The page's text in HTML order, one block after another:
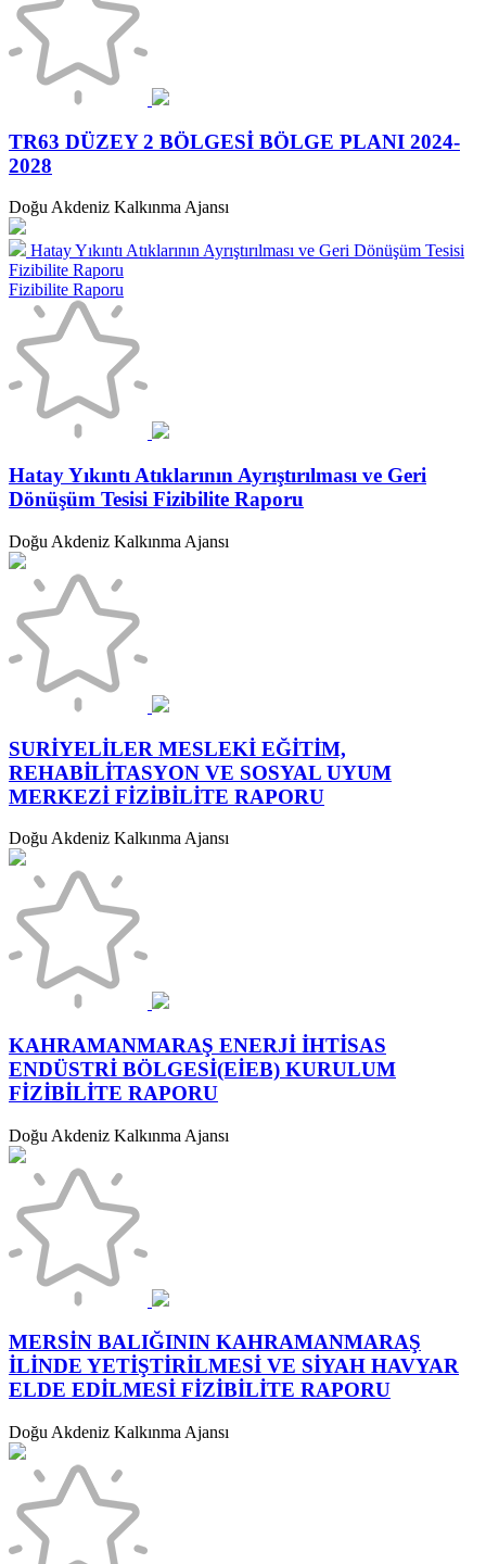
TR63 DÜZEY 2 BÖLGESİ BÖLGE PLANI 2024-
2028
Doğu Akdeniz Kalkınma Ajansı
Hatay Yıkıntı Atıklarının Ayrıştırılması ve Geri Dönüşüm Tesisi
Fizibilite Raporu
Fizibilite Raporu
Hatay Yıkıntı Atıklarının Ayrıştırılması ve Geri
Dönüşüm Tesisi Fizibilite Raporu
Doğu Akdeniz Kalkınma Ajansı
SURİYELİLER MESLEKİ EĞİTİM,
REHABİLİTASYON VE SOSYAL UYUM
MERKEZİ FİZİBİLİTE RAPORU
Doğu Akdeniz Kalkınma Ajansı
KAHRAMANMARAŞ ENERJİ İHTİSAS
ENDÜSTRİ BÖLGESİ(EİEB) KURULUM
FİZİBİLİTE RAPORU
Doğu Akdeniz Kalkınma Ajansı
MERSİN BALIĞININ KAHRAMANMARAŞ
İLİNDE YETİŞTİRİLMESİ VE SİYAH HAVYAR
ELDE EDİLMESİ FİZİBİLİTE RAPORU
Doğu Akdeniz Kalkınma Ajansı